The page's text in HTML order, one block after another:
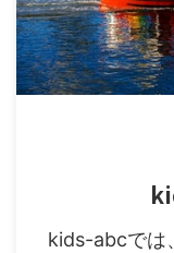
kids-abcでは